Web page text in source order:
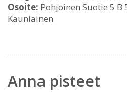
Osoite: Pohjoinen Suotie 5 B
Kauniainen
Anna pisteet